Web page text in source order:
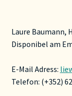
Laure Baumann,
Disponibel am
E-Mail Adress:
Telefon: (+352)